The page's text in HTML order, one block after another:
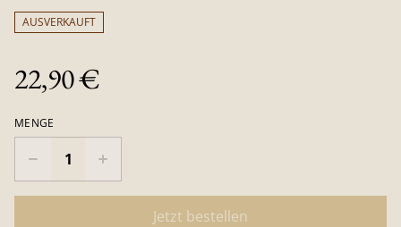
AUSVERKAUFT
22,90 €
MENGE
Jetzt bestellen